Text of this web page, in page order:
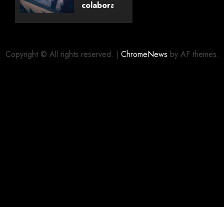
Livros
colaboração
Copyright © All rights reserved. | ChromeNews by AF themes.